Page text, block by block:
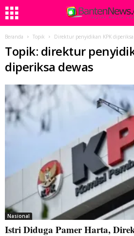
Beranda Topik Direktur penyidikan KPK diperiksa
Topik: direktur
diperiksa dewas
Nasional
Istri Diduga Pamer Harta,